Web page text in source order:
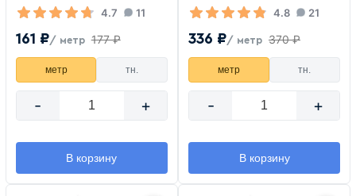
4.7 11
161 ₽/ метр 177 ₽
метр тн.
- +
В корзину
4.8 21
336 ₽/ метр 370 ₽
метр тн.
- +
В корзину